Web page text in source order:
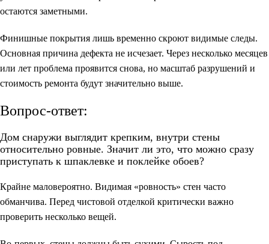
остаются заметными.
Финишные покрытия лишь временно скроют видимые следы.
Основная причина дефекта не исчезает. Через несколько месяцев
или лет проблема проявится снова, но масштаб разрушений и
стоимость ремонта будут значительно выше.
Вопрос-ответ:
Дом снаружи выглядит крепким, внутри стены
относительно ровные. Значит ли это, что можно сразу
приступать к шпаклевке и поклейке обоев?
Крайне маловероятно. Видимая «ровность» стен часто
обманчива. Перед чистовой отделкой критически важно
проверить несколько вещей.